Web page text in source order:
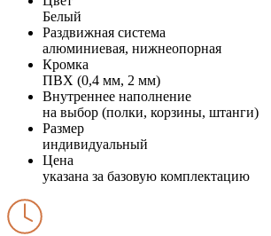
Белый
Раздвижная система
алюминиевая, нижнеопорная
Кромка
ПВХ (0,4 мм, 2 мм)
Внутреннее наполнение
на выбор (полки, корзины, штанги)
Размер
индивидуальный
Цена
указана за базовую комплектацию